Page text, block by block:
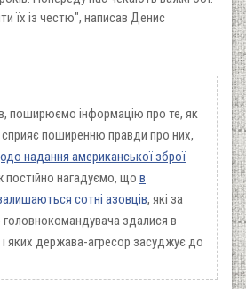
їх із честю", написав Денис
поширюємо інформацію про те, як
сприяє поширенню правди про них,
надання американської зброї
постійно нагадуємо, що в
сотні азовців, які за
здалися в
яких держава-агресор засуджує до